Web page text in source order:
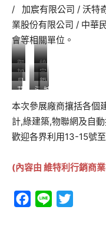
/ 加宸有限公司 / 沃特
業股份有限公司 / 中華
會等相關單位。
御
喜
建
/
月
光
窯
統
能
國
/
川
盈
工
業
加
宸
有
限
公
司
宗
亞
資
訊
工
業
月
光
窯
陳
萬
富
的
頭
鷹
鉅
宏
科
技
艾
克
思
/
毓
沃
特
奇
綠
環
城
形
象
會/
社
福
利
基
本次參展廠商攘括各個
計,綠建築,物聯網及自
歡迎各界利用13-15號
(內容由 維特利行銷商
Facebook
Line